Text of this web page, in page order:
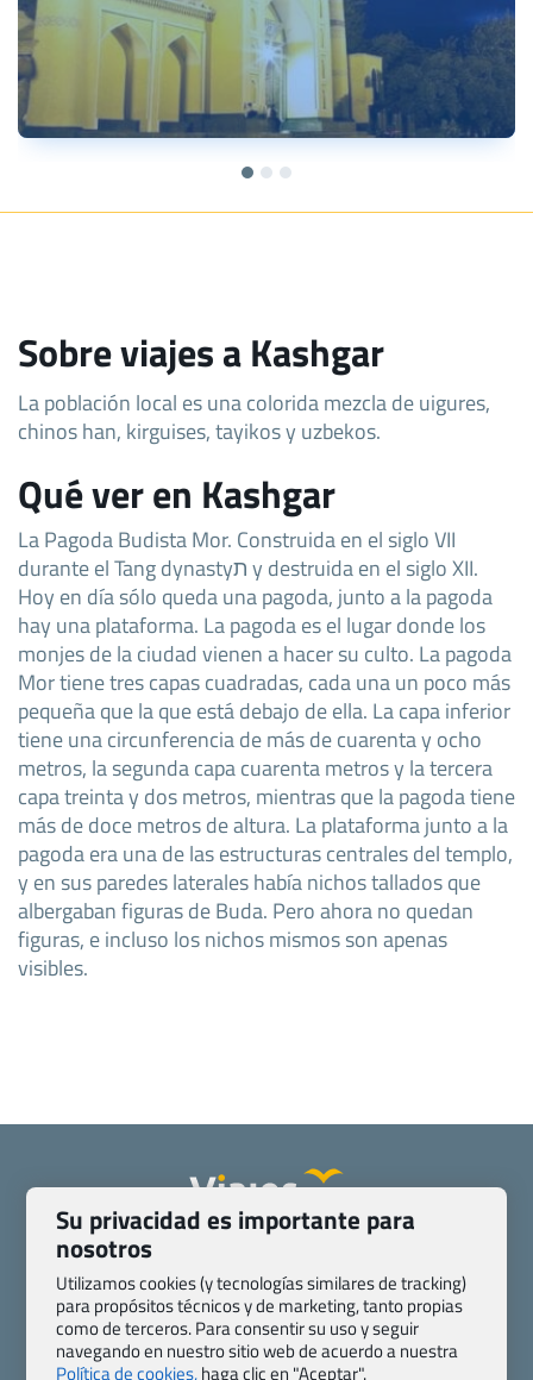
Sobre viajes a Kashgar
La población local es una colorida mezcla de uigures,
chinos han, kirguises, tayikos y uzbekos.
Qué ver en Kashgar
La Pagoda Budista Mor. Construida en el siglo VII
durante el Tang dynastyת y destruida en el siglo XII.
Hoy en día sólo queda una pagoda, junto a la pagoda
hay una plataforma. La pagoda es el lugar donde los
monjes de la ciudad vienen a hacer su culto. La pagoda
Mor tiene tres capas cuadradas, cada una un poco más
pequeña que la que está debajo de ella. La capa inferior
tiene una circunferencia de más de cuarenta y ocho
metros, la segunda capa cuarenta metros y la tercera
capa treinta y dos metros, mientras que la pagoda tiene
más de doce metros de altura. La plataforma junto a la
pagoda era una de las estructuras centrales del templo,
y en sus paredes laterales había nichos tallados que
albergaban figuras de Buda. Pero ahora no quedan
figuras, e incluso los nichos mismos son apenas
visibles.
Pasaporte, Visado, Salud y otras disposiciones específicas
Blog de Viajes.com
Registro de agencias
Preguntas frecuentes
Condiciones generales
Política de privacidad y cookies
Transparencia
Su privacidad es importante para
nosotros
Utilizamos cookies (y tecnologías similares de tracking)
para propósitos técnicos y de marketing, tanto propias
como de terceros. Para consentir su uso y seguir
navegando en nuestro sitio web de acuerdo a nuestra
Política de cookies,haga clic en "Aceptar".